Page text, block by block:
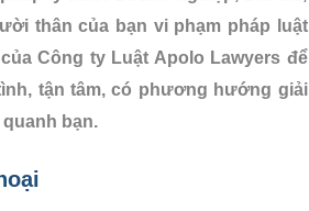
thân của bạn vi phạm pháp luật
Công ty Luật Apolo Lawyers để
tận tâm, có phương hướng giải
bạn.